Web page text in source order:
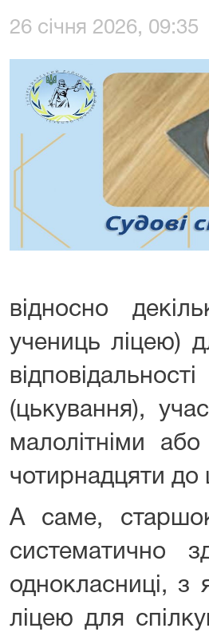
26 січня 2026, 09:35
відносно
учениць ліцею)
(цькування),
малолітніми
чотирнадцяти до
А саме,
систематично
однокласниці, з
ліцею для